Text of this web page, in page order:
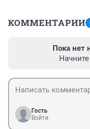
КОММЕНТАРИИ
Пока нет
Гость
Войти